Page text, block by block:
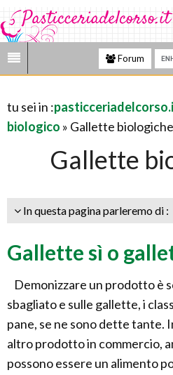
Forum
tu sei in :
biologico » Gallette biologiche
Gallette
In questa pagina parleremo di :
Gallette sì o
Demonizzare un prodotto è
sbagliato e sulle gallette, i
pane, se ne sono dette tante.
altro prodotto in commercio,
possono essere un alimento